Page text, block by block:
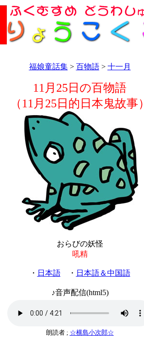
福娘童話集> 百物語> 十一月
11月25日の百物語
（11月25日的日本鬼故事）
おらびの妖怪
吼精
・ 日本語・ 日本語＆中国語
♪音声配信(html5)
朗読者 ; ☆横島小次郎☆